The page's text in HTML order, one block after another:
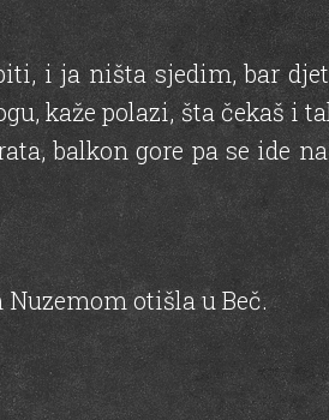
i ja ništa sjedim, bar
kaže polazi, šta čekaš i
balkon gore pa se ide
Nuzemom otišla u Beč.